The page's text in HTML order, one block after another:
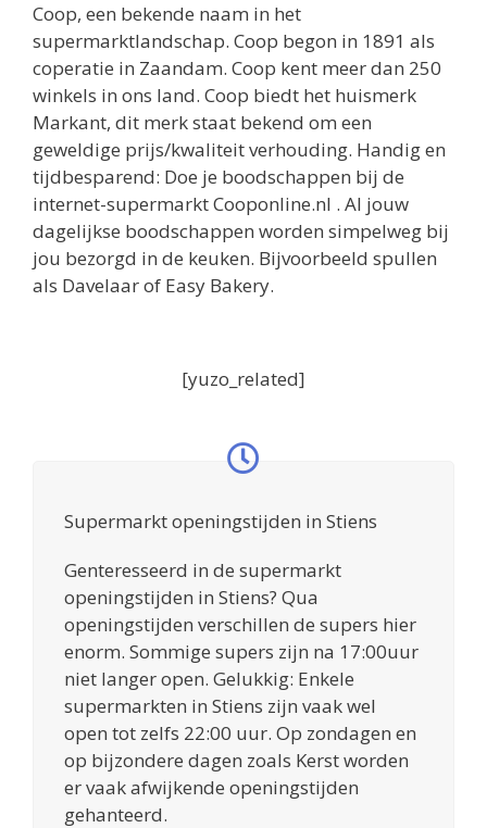
Coop, een bekende naam in het
supermarktlandschap. Coop begon in 1891 als
coperatie in Zaandam. Coop kent meer dan 250
winkels in ons land. Coop biedt het huismerk
Markant, dit merk staat bekend om een
geweldige prijs/kwaliteit verhouding. Handig en
tijdbesparend: Doe je boodschappen bij de
internet-supermarkt Cooponline.nl . Al jouw
dagelijkse boodschappen worden simpelweg bij
jou bezorgd in de keuken. Bijvoorbeeld spullen
als Davelaar of Easy Bakery.
[yuzo_related]
Supermarkt openingstijden in Stiens
Genteresseerd in de supermarkt
openingstijden in Stiens? Qua
openingstijden verschillen de supers hier
enorm. Sommige supers zijn na 17:00uur
niet langer open. Gelukkig: Enkele
supermarkten in Stiens zijn vaak wel
open tot zelfs 22:00 uur. Op zondagen en
op bijzondere dagen zoals Kerst worden
er vaak afwijkende openingstijden
gehanteerd.